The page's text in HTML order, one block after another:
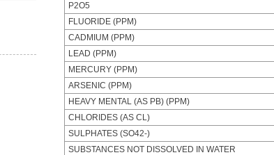
P2O5
FLUORIDE (PPM)
CADMIUM (PPM)
LEAD (PPM)
MERCURY (PPM)
ARSENIC (PPM)
HEAVY MENTAL (AS PB) (PPM)
CHLORIDES (AS CL)
SULPHATES (SO42-)
SUBSTANCES NOT DISSOLVED IN WATER